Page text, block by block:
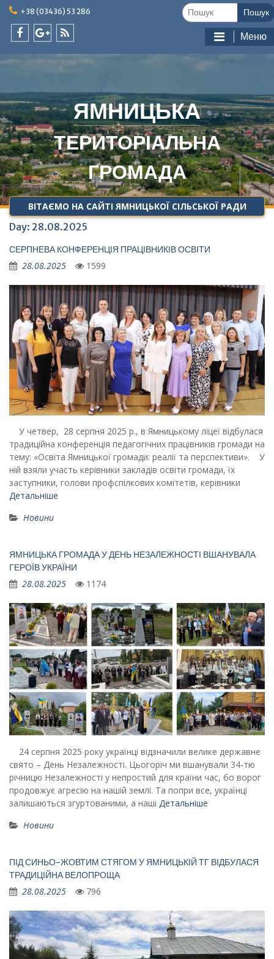
Skip
content
+38 (03436) 53 286
plus
ЯМНИЦЬКА
ТЕРИТОРІАЛЬНА
ГРОМАДА
Меню
ВІТАЄМО НА САЙТІ ЯМНИЦЬКОЇ СІЛЬСЬКОЇ РАДИ
Day: 28.08.2025
СЕРПНЕВА КОНФЕРЕНЦІЯ ПРАЦІВНИКІВ ОСВІТИ
28.08.2025 1599
У четвер, 28 серпня 2025 р., в Ямницькому ліцеї відбулася
традиційна конференція педагогічних працівників громади на
тему: «Освіта Ямницької громади: реалії та перспективи». У
ній взяли участь керівники закладів освіти громади, їх
заступники, голови профспілкових комітетів, керівники
Детальніше
Новини
ЯМНИЦЬКА ГРОМАДА У ДЕНЬ НЕЗАЛЕЖНОСТІ ВШАНУВАЛА
ГЕРОЇВ УКРАЇНИ
28.08.2025 1174
24 серпня 2025 року українці відзначили велике державне
свято – День Незалежності. Цьогоріч ми вшанували 34-тю
річницю Незалежності у непростий для країни час, бо ворог
продовжує агресію на нашій землі. Та попри все, українці
залишаються згуртованими, а наші Детальніше
Новини
ПІД СИНЬО-ЖОВТИМ СТЯГОМ У ЯМНИЦЬКІЙ ТГ ВІДБУЛАСЯ
ТРАДИЦІЙНА ВЕЛОПРОЩА
28.08.2025 796
Шукати: